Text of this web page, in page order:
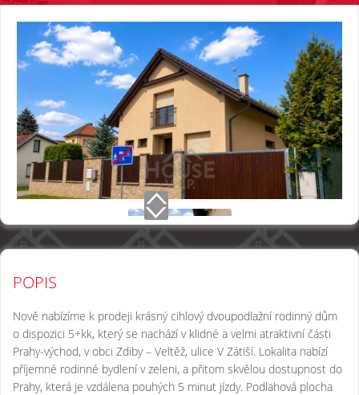
POPIS
Nově nabízíme k prodeji krásný cihlový dvoupodlažní rodinný dům
o dispozici 5+kk, který se nachází v klidné a velmi atraktivní části
Prahy-východ, v obci Zdiby – Veltěž, ulice V Zátiší. Lokalita nabízí
příjemné rodinné bydlení v zeleni, a přitom skvělou dostupnost do
Prahy, která je vzdálena pouhých 5 minut jízdy. Podlahová plocha